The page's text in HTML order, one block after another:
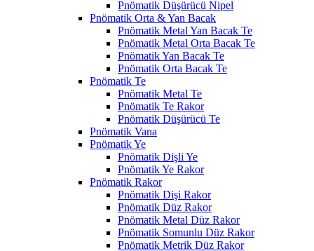
Pnömatik Düşürücü Nipel
Pnömatik Orta & Yan Bacak
Pnömatik Metal Yan Bacak Te
Pnömatik Metal Orta Bacak Te
Pnömatik Yan Bacak Te
Pnömatik Orta Bacak Te
Pnömatik Te
Pnömatik Metal Te
Pnömatik Te Rakor
Pnömatik Düşürücü Te
Pnömatik Vana
Pnömatik Ye
Pnömatik Dişli Ye
Pnömatik Ye Rakor
Pnömatik Rakor
Pnömatik Dişi Rakor
Pnömatik Düz Rakor
Pnömatik Metal Düz Rakor
Pnömatik Somunlu Düz Rakor
Pnömatik Metrik Düz Rakor